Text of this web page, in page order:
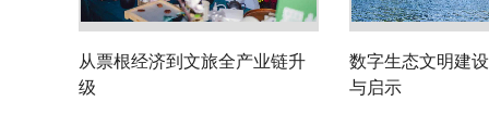
从票根经济到文旅全产业链升
级
数字生态文明建
与启示